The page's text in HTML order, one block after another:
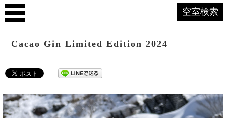
空室検索
Cacao Gin Limited Edition 2024